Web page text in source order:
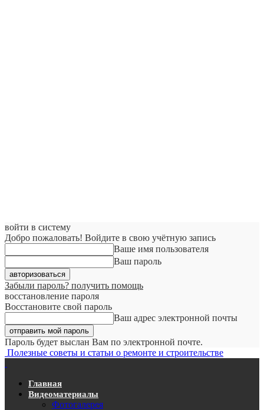
войти в систему
Добро пожаловать! Войдите в свою учётную запись
Ваше имя пользователя
Ваш пароль
Забыли пароль? получить помощь
восстановление пароля
Восстановите свой пароль
Ваш адрес электронной почты
Пароль будет выслан Вам по электронной почте.
Полезные советы и статьи о ремонте и строительстве
Главная
Видеоматериалы
Фотогалерея